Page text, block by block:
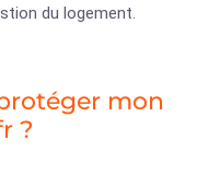
du logement.
mon
?